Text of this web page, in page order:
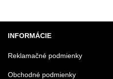
mrazničkou s
vody a kociek
ľadu
INFORMÁCIE
Reklamačné podmienky
Obchodné podmienky